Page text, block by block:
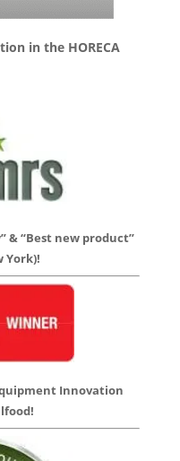
in the HORECA
& “Best new product”
York)!
Innovation